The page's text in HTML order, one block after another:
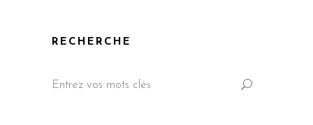
RECHERCHE
for: